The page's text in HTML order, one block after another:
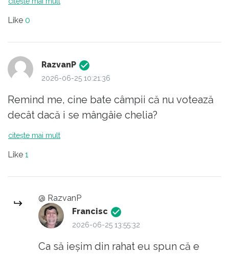
Like 0
RazvanP
2026-06-25 10:21:36
Remind me, cine bate câmpii că nu votează
decât dacă i se mângâie chelia?
citește mai mult
Like 1
@ RazvanP
Francisc
2026-06-25 13:55:32
Ca să ieșim din rahat eu spun că e